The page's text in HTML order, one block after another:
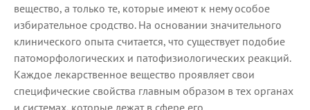
вещество, а только те, которые имеют к нему особое
избирательное сродство. На основании значительного
клинического опыта считается, что существует подобие
патоморфологических и патофизиологических реакций.
Каждое лекарственное вещество проявляет свои
специфические свойства главным образом в тех органах
и системах, которые лежат в сфере его